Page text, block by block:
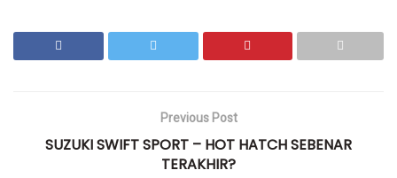
Previous Post
SUZUKI SWIFT SPORT – HOT HATCH SEBENAR
TERAKHIR?